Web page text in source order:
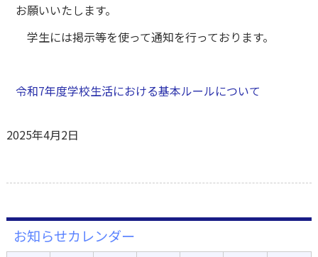
お願いいたします。
学生には掲示等を使って通知を行っております。
令和7年度学校生活における基本ルールについて
2025年4月2日
お知らせカレンダー